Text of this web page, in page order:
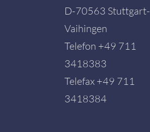
D-70563 Stuttgart-
Vaihingen
Telefon +49 711
3418383
Telefax +49 711
3418384